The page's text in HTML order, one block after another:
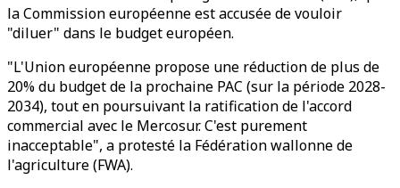
la Commission européenne est accusée de vouloir
"diluer" dans le budget européen.
"L'Union européenne propose une réduction de plus de
20% du budget de la prochaine PAC (sur la période 2028-
2034), tout en poursuivant la ratification de l'accord
commercial avec le Mercosur. C'est purement
inacceptable", a protesté la Fédération wallonne de
l'agriculture (FWA).